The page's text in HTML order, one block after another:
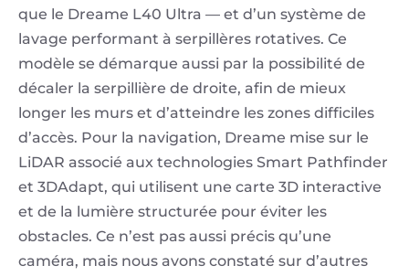
que le Dreame L40 Ultra — et d’un système de
lavage performant à serpillères rotatives. Ce
modèle se démarque aussi par la possibilité de
décaler la serpillière de droite, afin de mieux
longer les murs et d’atteindre les zones difficiles
d’accès. Pour la navigation, Dreame mise sur le
LiDAR associé aux technologies Smart Pathfinder
et 3DAdapt, qui utilisent une carte 3D interactive
et de la lumière structurée pour éviter les
obstacles. Ce n’est pas aussi précis qu’une
caméra, mais nous avons constaté sur d’autres